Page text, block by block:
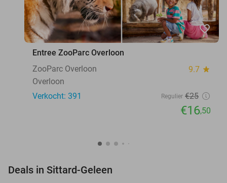
favorite_border
Entree ZooParc Overloon
ZooParc Overloon
9.7 star
Overloon
Verkocht: 391
Regulier €25
€16,50
Deals in Sittard-Geleen